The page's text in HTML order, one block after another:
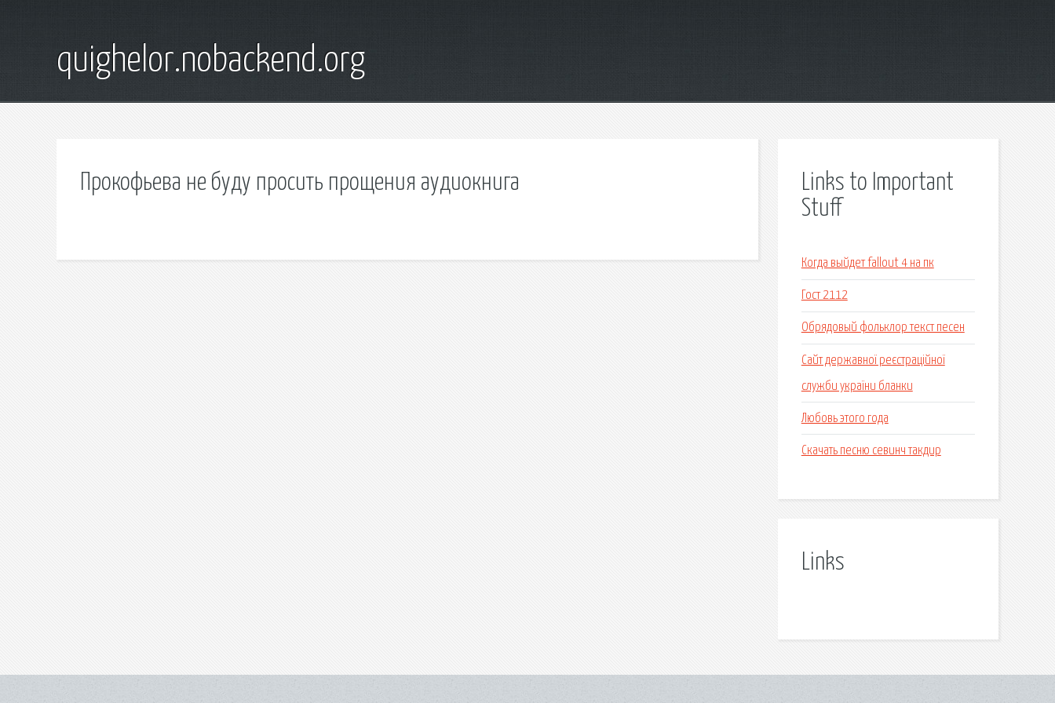
quighelor.nobackend.org
Прокофьева не буду просить прощения аудиокнига
Links to Important
Stuff
Когда выйдет fallout 4 на пк
Гост 2112
Обрядовый фольклор текст песен
Сайт державної реєстраційної
служби україни бланки
Любовь этого года
Скачать песню севинч такдир
Links